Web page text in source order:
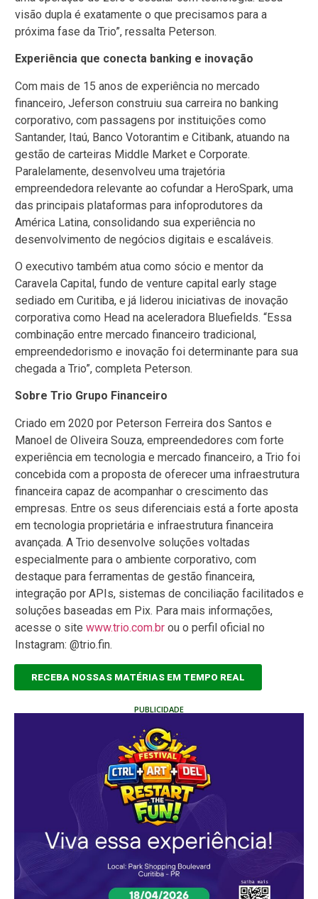
visão dupla é exatamente o que precisamos para a
próxima fase da Trio”, ressalta Peterson.
Experiência que conecta banking e inovação
Com mais de 15 anos de experiência no mercado
financeiro, Jeferson construiu sua carreira no banking
corporativo, com passagens por instituições como
Santander, Itaú, Banco Votorantim e Citibank, atuando na
gestão de carteiras Middle Market e Corporate.
Paralelamente, desenvolveu uma trajetória
empreendedora relevante ao cofundar a HeroSpark, uma
das principais plataformas para infoprodutores da
América Latina, consolidando sua experiência no
desenvolvimento de negócios digitais e escaláveis.
O executivo também atua como sócio e mentor da
Caravela Capital, fundo de venture capital early stage
sediado em Curitiba, e já liderou iniciativas de inovação
corporativa como Head na aceleradora Bluefields. “Essa
combinação entre mercado financeiro tradicional,
empreendedorismo e inovação foi determinante para sua
chegada a Trio”, completa Peterson.
Sobre Trio Grupo Financeiro
Criado em 2020 por Peterson Ferreira dos Santos e
Manoel de Oliveira Souza, empreendedores com forte
experiência em tecnologia e mercado financeiro, a Trio foi
concebida com a proposta de oferecer uma infraestrutura
financeira capaz de acompanhar o crescimento das
empresas. Entre os seus diferenciais está a forte aposta
em tecnologia proprietária e infraestrutura financeira
avançada. A Trio desenvolve soluções voltadas
especialmente para o ambiente corporativo, com
destaque para ferramentas de gestão financeira,
integração por APIs, sistemas de conciliação facilitados e
soluções baseadas em Pix. Para mais informações,
acesse o site www.trio.com.br ou o perfil oficial no
Instagram: @trio.fin.
RECEBA NOSSAS MATÉRIAS EM TEMPO REAL
PUBLICIDADE